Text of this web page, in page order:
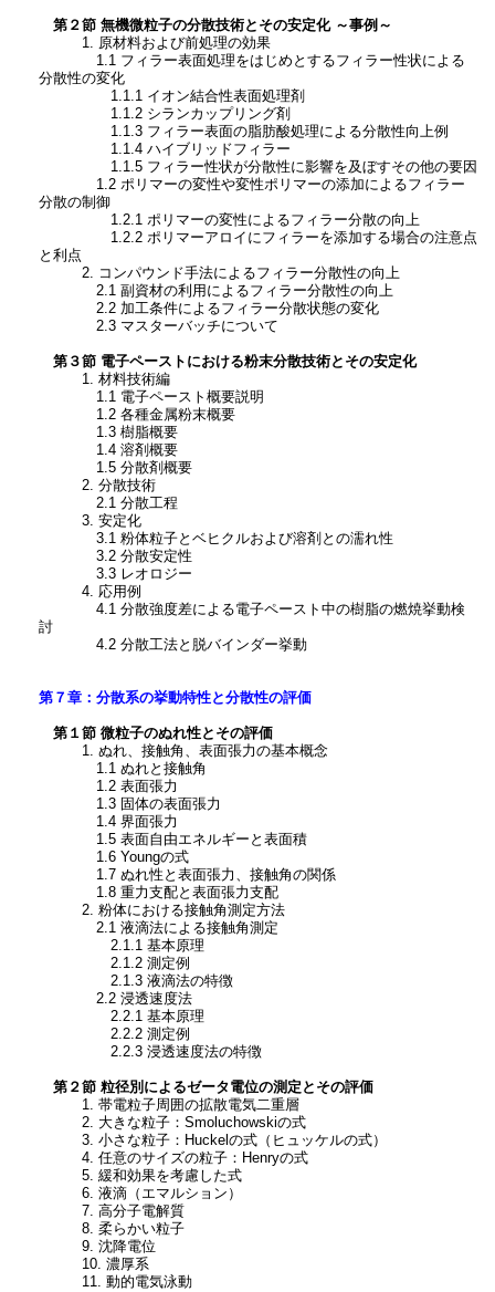
第２節 無機微粒子の分散技術とその安定化 ～事例～
1. 原材料および前処理の効果
1.1 フィラー表面処理をはじめとするフィラー性状による
分散性の変化
1.1.1 イオン結合性表面処理剤
1.1.2 シランカップリング剤
1.1.3 フィラー表面の脂肪酸処理による分散性向上例
1.1.4 ハイブリッドフィラー
1.1.5 フィラー性状が分散性に影響を及ぼすその他の要因
1.2 ポリマーの変性や変性ポリマーの添加によるフィラー
分散の制御
1.2.1 ポリマーの変性によるフィラー分散の向上
1.2.2 ポリマーアロイにフィラーを添加する場合の注意点
と利点
2. コンパウンド手法によるフィラー分散性の向上
2.1 副資材の利用によるフィラー分散性の向上
2.2 加工条件によるフィラー分散状態の変化
2.3 マスターバッチについて
第３節 電子ペーストにおける粉末分散技術とその安定化
1. 材料技術編
1.1 電子ペースト概要説明
1.2 各種金属粉末概要
1.3 樹脂概要
1.4 溶剤概要
1.5 分散剤概要
2. 分散技術
2.1 分散工程
3. 安定化
3.1 粉体粒子とベヒクルおよび溶剤との濡れ性
3.2 分散安定性
3.3 レオロジー
4. 応用例
4.1 分散強度差による電子ペースト中の樹脂の燃焼挙動検
討
4.2 分散工法と脱バインダー挙動
第７章：分散系の挙動特性と分散性の評価
第１節 微粒子のぬれ性とその評価
1. ぬれ、接触角、表面張力の基本概念
1.1 ぬれと接触角
1.2 表面張力
1.3 固体の表面張力
1.4 界面張力
1.5 表面自由エネルギーと表面積
1.6 Youngの式
1.7 ぬれ性と表面張力、接触角の関係
1.8 重力支配と表面張力支配
2. 粉体における接触角測定方法
2.1 液滴法による接触角測定
2.1.1 基本原理
2.1.2 測定例
2.1.3 液滴法の特徴
2.2 浸透速度法
2.2.1 基本原理
2.2.2 測定例
2.2.3 浸透速度法の特徴
第２節 粒径別によるゼータ電位の測定とその評価
1. 帯電粒子周囲の拡散電気二重層
2. 大きな粒子：Smoluchowskiの式
3. 小さな粒子：Huckelの式（ヒュッケルの式）
4. 任意のサイズの粒子：Henryの式
5. 緩和効果を考慮した式
6. 液滴（エマルション）
7. 高分子電解質
8. 柔らかい粒子
9. 沈降電位
10. 濃厚系
11. 動的電気泳動